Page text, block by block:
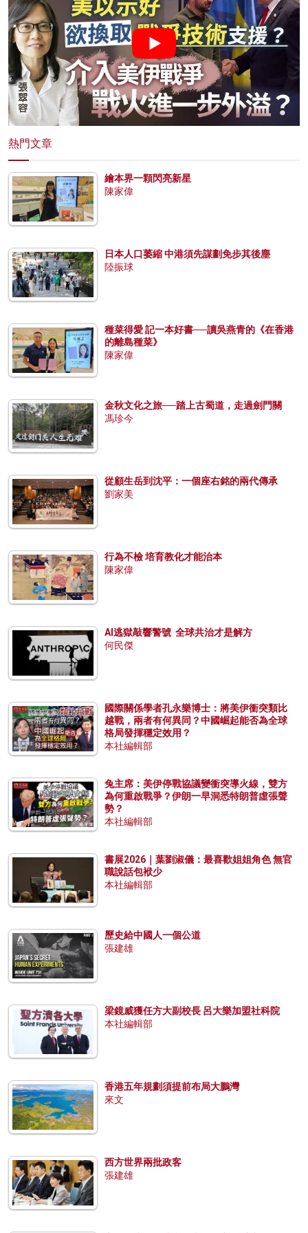
熱門文章
繪本界一顆閃亮新星
陳家偉
日本人口萎縮 中港須先謀劃免步其後塵
陸振球
種菜得愛 記一本好書──讀吳燕青的《在香港
的離島種菜》
陳家偉
金秋文化之旅──踏上古蜀道，走過劍門關
馮珍今
從顧生岳到沈平：一個座右銘的兩代傳承
劉家美
行為不檢 培育教化才能治本
陳家偉
AI逃獄敲響警號 全球共治才是解方
何民傑
國際關係學者孔永樂博士：將美伊衝突類比
越戰，兩者有何異同？中國崛起能否為全球
格局發揮穩定效用？
本社編輯部
兔主席：美伊停戰協議變衝突導火線，雙方
為何重啟戰爭？伊朗一早洞悉特朗普虛張聲
勢？
本社編輯部
書展2026｜葉劉淑儀：最喜歡姐姐角色 無官
職說話包袱少
本社編輯部
歷史給中國人一個公道
張建雄
梁鏡威獲任方大副校長 呂大樂加盟社科院
本社編輯部
香港五年規劃須提前布局大鵬灣
來文
西方世界兩批政客
張建雄